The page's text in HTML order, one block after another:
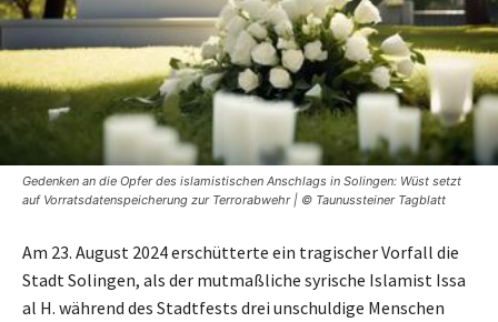
Gedenken an die Opfer des islamistischen Anschlags in Solingen: Wüst setzt
auf Vorratsdatenspeicherung zur Terrorabwehr | © Taunussteiner Tagblatt
Am 23. August 2024 erschütterte ein tragischer Vorfall die
Stadt Solingen, als der mutmaßliche syrische Islamist Issa
al H. während des Stadtfests drei unschuldige Menschen